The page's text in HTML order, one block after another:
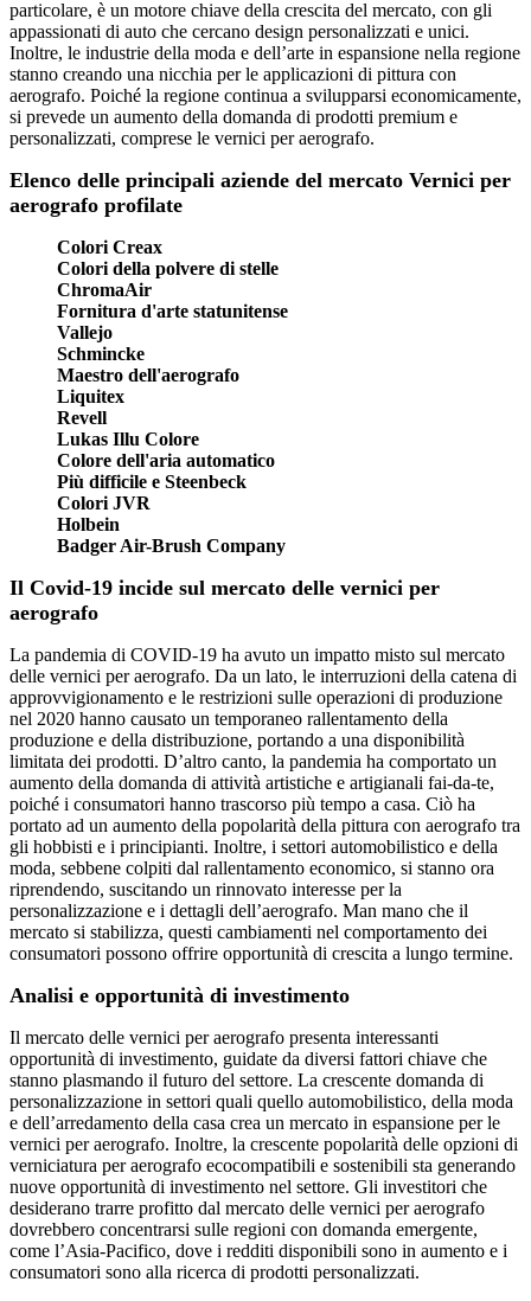
particolare, è un motore chiave della crescita del mercato, con gli
appassionati di auto che cercano design personalizzati e unici.
Inoltre, le industrie della moda e dell’arte in espansione nella regione
stanno creando una nicchia per le applicazioni di pittura con
aerografo. Poiché la regione continua a svilupparsi economicamente,
si prevede un aumento della domanda di prodotti premium e
personalizzati, comprese le vernici per aerografo.
Elenco delle principali aziende del mercato Vernici per
aerografo profilate
Colori Creax
Colori della polvere di stelle
ChromaAir
Fornitura d'arte statunitense
Vallejo
Schmincke
Maestro dell'aerografo
Liquitex
Revell
Lukas Illu Colore
Colore dell'aria automatico
Più difficile e Steenbeck
Colori JVR
Holbein
Badger Air-Brush Company
Il Covid-19 incide sul mercato delle vernici per
aerografo
La pandemia di COVID-19 ha avuto un impatto misto sul mercato
delle vernici per aerografo. Da un lato, le interruzioni della catena di
approvvigionamento e le restrizioni sulle operazioni di produzione
nel 2020 hanno causato un temporaneo rallentamento della
produzione e della distribuzione, portando a una disponibilità
limitata dei prodotti. D’altro canto, la pandemia ha comportato un
aumento della domanda di attività artistiche e artigianali fai-da-te,
poiché i consumatori hanno trascorso più tempo a casa. Ciò ha
portato ad un aumento della popolarità della pittura con aerografo tra
gli hobbisti e i principianti. Inoltre, i settori automobilistico e della
moda, sebbene colpiti dal rallentamento economico, si stanno ora
riprendendo, suscitando un rinnovato interesse per la
personalizzazione e i dettagli dell’aerografo. Man mano che il
mercato si stabilizza, questi cambiamenti nel comportamento dei
consumatori possono offrire opportunità di crescita a lungo termine.
Analisi e opportunità di investimento
Il mercato delle vernici per aerografo presenta interessanti
opportunità di investimento, guidate da diversi fattori chiave che
stanno plasmando il futuro del settore. La crescente domanda di
personalizzazione in settori quali quello automobilistico, della moda
e dell’arredamento della casa crea un mercato in espansione per le
vernici per aerografo. Inoltre, la crescente popolarità delle opzioni di
verniciatura per aerografo ecocompatibili e sostenibili sta generando
nuove opportunità di investimento nel settore. Gli investitori che
desiderano trarre profitto dal mercato delle vernici per aerografo
dovrebbero concentrarsi sulle regioni con domanda emergente,
come l’Asia-Pacifico, dove i redditi disponibili sono in aumento e i
consumatori sono alla ricerca di prodotti personalizzati.